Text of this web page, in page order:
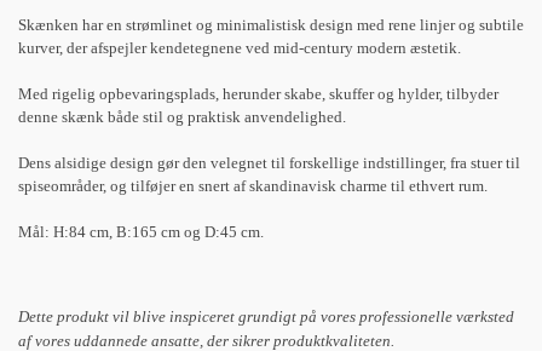
Skænken har en strømlinet og minimalistisk design med rene linjer og subtile
kurver, der afspejler kendetegnene ved mid-century modern æstetik.
Med rigelig opbevaringsplads, herunder skabe, skuffer og hylder, tilbyder
denne skænk både stil og praktisk anvendelighed.
Dens alsidige design gør den velegnet til forskellige indstillinger, fra stuer til
spiseområder, og tilføjer en snert af skandinavisk charme til ethvert rum.
Mål: H:84 cm, B:165 cm og D:45 cm.
Dette produkt vil blive inspiceret grundigt på vores professionelle værksted
af vores uddannede ansatte, der sikrer produktkvaliteten.